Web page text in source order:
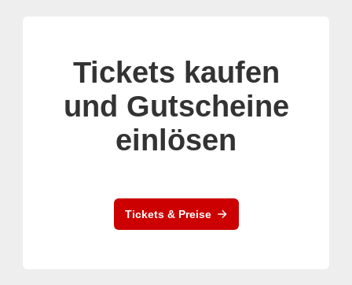
Tickets kaufen
und Gutscheine
einlösen
Tickets & Preise